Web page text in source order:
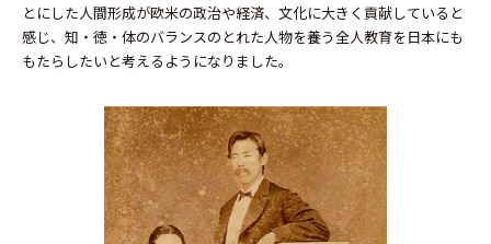
とにした人間形成が欧米の政治や経済、文化に大きく貢献していると
感じ、知・徳・体のバランスのとれた人物を養う全人教育を日本にも
もたらしたいと考えるようになりました。